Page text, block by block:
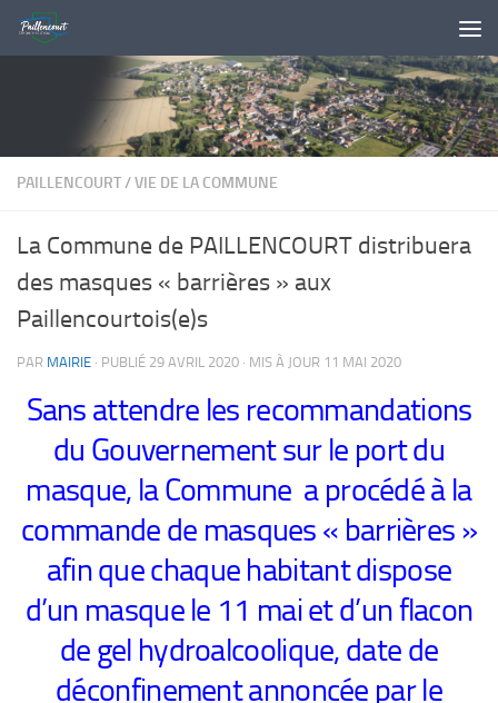
Skip to content
PAILLENCOURT/VIE DE LA COMMUNE
La Commune de PAILLENCOURT distribuera
des masques « barrières » aux
Paillencourtois(e)s
PAR MAIRIE · PUBLIÉ 29 AVRIL 2020 · MIS À JOUR 11 MAI 2020
Sans attendre les recommandations
du Gouvernement sur le port du
masque, la Commune a procédé à la
commande de masques « barrières »
afin que chaque habitant dispose
d’un masque le 11 mai et d’un flacon
de gel hydroalcoolique, date de
déconfinement annoncée par le